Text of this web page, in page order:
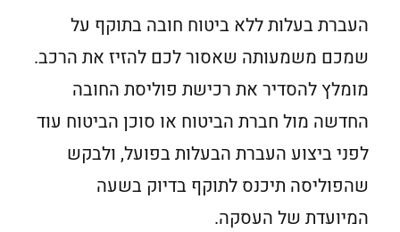
העברת בעלות ללא ביטוח חובה בתוקף על
שמכם משמעותה שאסור לכם להזיז את הרכב.
מומלץ להסדיר את רכישת פוליסת החובה
החדשה מול חברת הביטוח או סוכן הביטוח עוד
לפני ביצוע העברת הבעלות בפועל, ולבקש
שהפוליסה תיכנס לתוקף בדיוק בשעה
המיועדת של העסקה.